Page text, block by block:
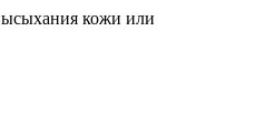
кожи или